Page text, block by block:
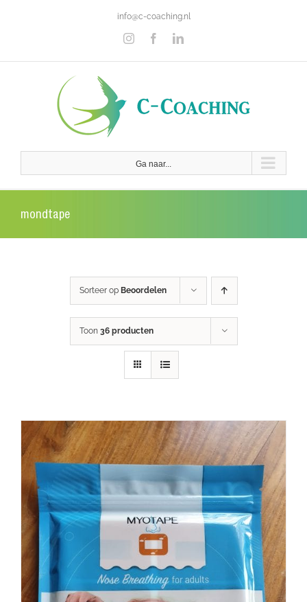
info@c-coaching.nl
InstagramFacebookLinkedIn
Ga naar...
mondtape
Sorteer op Beoordelen
Toon 36 producten